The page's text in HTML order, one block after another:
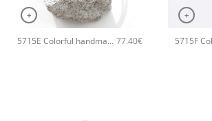
+
5715E Colorful handmade crystal χειροποίητο βραχιόλι Catherine bijoux Γκρι 77.40€
+